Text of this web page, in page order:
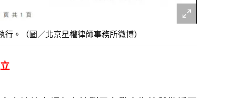
。（圖／北京星權律師事務所微博）